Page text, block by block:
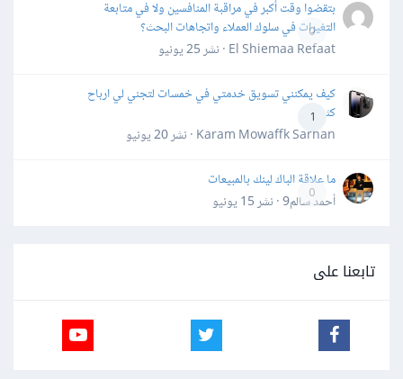
0
بتقضوا وقت أكبر في مراقبة المنافسين ولا في متابعة
التغيرات في سلوك العملاء واتجاهات البحث؟
El Shiemaa Refaat · نشر
25 يونيو
1
كيف يمكنني تسويق خدمتي في خمسات لتجني لي ارباح
كثيرة
Karam Mowaffk Sarhan · نشر
20 يونيو
0
ما علاقة الباك لينك بالمبيعات
أحمد سالم9 · نشر
15 يونيو
تابعنا على